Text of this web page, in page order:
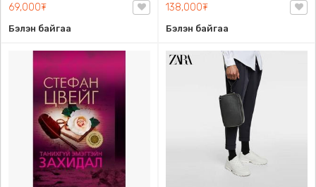
69,000₮
Бэлэн байгаа
138,000₮
Бэлэн байгаа